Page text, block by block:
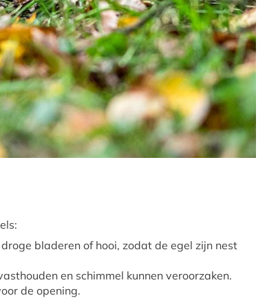
bladeren of hooi, zodat de egel zijn nest
en schimmel kunnen veroorzaken.
de opening.